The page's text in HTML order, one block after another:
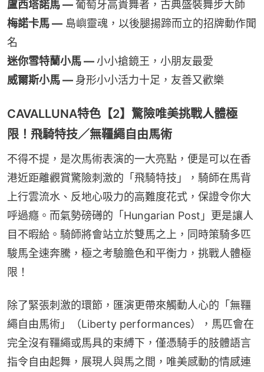
盧西塔諾馬 — 葡萄牙高貴舞者，古典盛裝舞步大師
梅諾卡馬 — 島嶼靈魂，以後腿揚蹄而立的招牌動作聞
名
迷你雪特蘭小馬 — 小小搶鏡王，小朋友最愛
威爾斯小馬 — 身形小小活力十足，友善又歡樂
CAVALLUNA特色【2】驚險唯美挑戰人體極
限！飛騎特技／無韁繩自由馬術
不得不提，是次馬術表演的一大亮點，便是可以在香
港近距離觀賞驚險刺激的「飛騎特技」，騎師在馬背
上行雲流水、反地心吸力的高難度花式，保證令你大
呼過癮。而氣勢磅礡的「Hungarian Post」更是讓人
目不暇給。騎師將會站立於雙馬之上，同時策騎多匹
駿馬全速奔騰，極之考驗膽色和平衡力，挑戰人體極
限！
除了緊張刺激的環節，匯演更帶來觸動人心的「無韁
繩自由馬術」（Liberty performances），馬匹會在
完全沒有韁繩或馬具的束縛下，僅憑騎手的肢體語言
指令自由起舞，展現人與馬之間，唯美感動的情感連